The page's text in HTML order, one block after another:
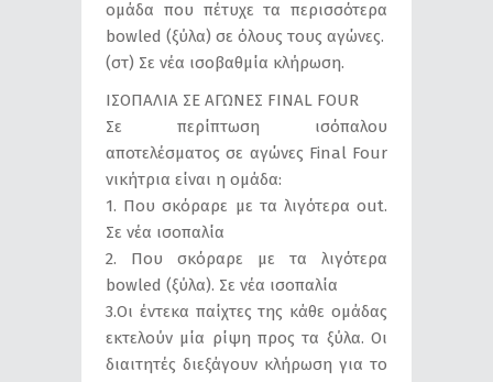
ομάδα που πέτυχε τα περισσότερα
bowled (ξύλα) σε όλους τους αγώνες.
(στ) Σε νέα ισοβαθμία κλήρωση.
ΙΣΟΠΑΛΙΑ ΣΕ ΑΓΩΝΕΣ FINAL FOUR
Σε περίπτωση ισόπαλου
αποτελέσματος σε αγώνες Final Four
νικήτρια είναι η ομάδα:
1. Που σκόραρε με τα λιγότερα out.
Σε νέα ισοπαλία
2. Που σκόραρε με τα λιγότερα
bowled (ξύλα). Σε νέα ισοπαλία
3.Οι έντεκα παίχτες της κάθε ομάδας
εκτελούν μία ρίψη προς τα ξύλα. Οι
διαιτητές διεξάγουν κλήρωση για το